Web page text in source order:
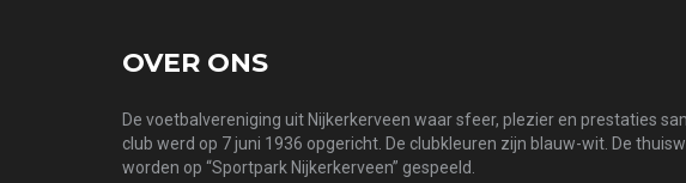
OVER ONS
De voetbalvereniging uit Nijkerkerveen waar sfeer, plezier en prestaties
club werd op 7 juni 1936 opgericht. De clubkleuren zijn blauw-wit. De
worden op “Sportpark Nijkerkerveen” gespeeld.